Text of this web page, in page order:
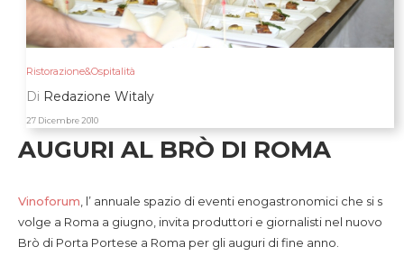
Ristorazione&Ospitalità
Di Redazione Witaly
27 Dicembre 2010
AUGURI AL BRÒ DI ROMA
Vinoforum , l’ annuale spazio di eventi enogastronomici che si s
volge a Roma a giugno, invita produttori e giornalisti nel nuovo
Brò di Porta Portese a Roma per gli auguri di fine anno.